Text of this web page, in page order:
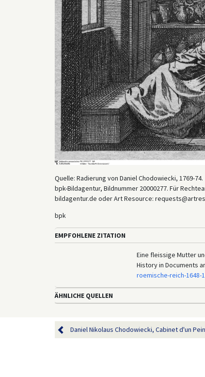
Quelle: Radierung von Daniel Chodowiecki, 1769-74.
bpk-Bildagentur, Bildnummer 20000277. Für
bildagentur.de oder Art Resource:
bpk
EMPFOHLENE ZITATION
Eine fleissige Mutter
History in Documents
roemische-reich-1648-
ÄHNLICHE QUELLEN
Daniel Nikolaus Chodowiecki, Cabinet d'un